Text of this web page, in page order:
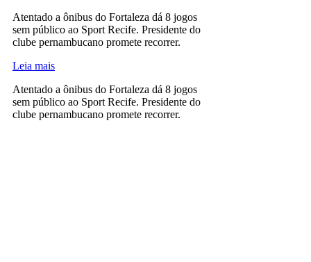
Atentado a ônibus do Fortaleza dá 8 jogos
sem público ao Sport Recife. Presidente do
clube pernambucano promete recorrer.
Leia mais
Atentado a ônibus do Fortaleza dá 8 jogos
sem público ao Sport Recife. Presidente do
clube pernambucano promete recorrer.